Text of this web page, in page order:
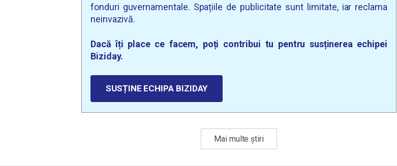
fonduri guvernamentale. Spațiile de publicitate sunt limitate, iar reclama
neinvazivă.
Dacă îți place ce facem, poți contribui tu pentru susținerea echipei
Biziday.
SUSȚINE ECHIPA BIZIDAY
Mai multe știri